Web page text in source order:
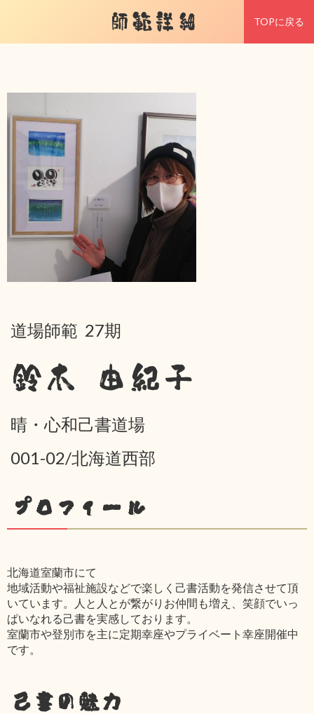
師範詳細 TOPに戻る
道場師範 27期
鈴木 由紀子
晴・心和己書道場
001-02/北海道西部
プロフィール
北海道室蘭市にて
地域活動や福祉施設などで楽しく己書活動を発信させて頂
いています。人と人とが繋がりお仲間も増え、笑顔でいっ
ぱいなれる己書を実感しております。
室蘭市や登別市を主に定期幸座やプライベート幸座開催中
です。
己書の魅力